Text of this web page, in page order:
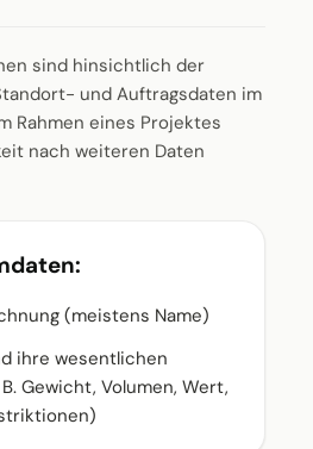
sind hinsichtlich der
und Auftragsdaten im
Rahmen eines Projektes
nach weiteren Daten
(meistens Name)
ihre wesentlichen
Gewicht, Volumen, Wert,